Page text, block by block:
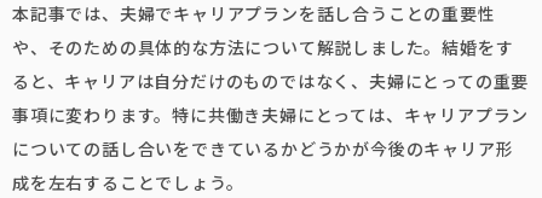
本記事では、夫婦でキャリアプランを話し合うことの重要性
や、そのための具体的な方法について解説しました。結婚をす
ると、キャリアは自分だけのものではなく、夫婦にとっての重要
事項に変わります。特に共働き夫婦にとっては、キャリアプラン
についての話し合いをできているかどうかが今後のキャリア形
成を左右することでしょう。